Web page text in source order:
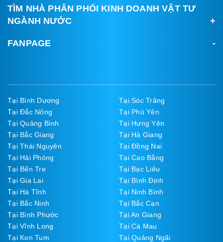
TÌM NHÀ PHÂN PHỐI KINH DOANH VẬT TƯ
NGÀNH NƯỚC
FANPAGE
Tại Bình Dương
Tại Sóc Trăng
Tại Đắc Nông
Tại Phú Yên
Tại Quảng Bình
Tại Hưng Yên
Tại Bắc Giang
Tại Hà Giang
Tại Thái Nguyên
Tại Đồng Nai
Tại Hải Phòng
Tại Cao Bằng
Tại Bến Tre
Tại Bạc Liêu
Tại Gia Lai
Tại Bình Định
Tại Hà Tĩnh
Tại Ninh Bình
Tại Bắc Ninh
Tại Bắc Cạn
Tại Bình Phước
Tại An Giang
Tại Vĩnh Long
Tại Cà Mau
Tại Kon Tum
Tại Quảng Ngãi